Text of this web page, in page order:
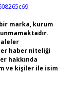
marka, kurum
haber niteliği
hakkında
ve kişiler ile isim